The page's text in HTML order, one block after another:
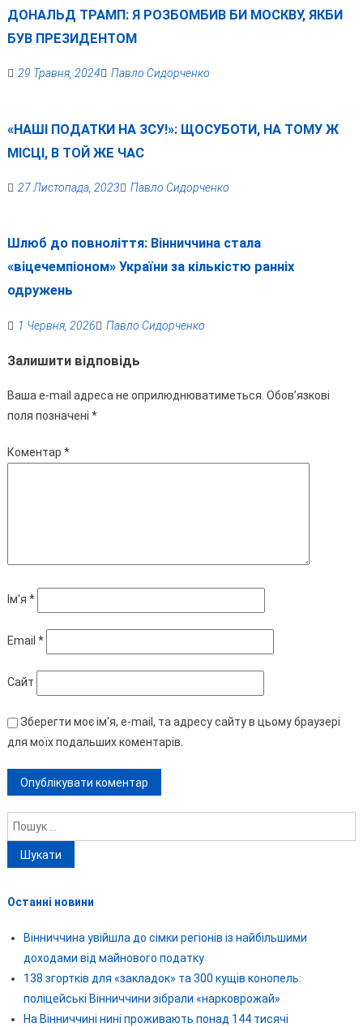
ДОНАЛЬД ТРАМП: Я РОЗБОМБИВ БИ МОСКВУ, ЯКБИ
БУВ ПРЕЗИДЕНТОМ
29 Травня, 2024 Павло Сидорченко
«НАШІ ПОДАТКИ НА ЗСУ!»: ЩОСУБОТИ, НА ТОМУ Ж
МІСЦІ, В ТОЙ ЖЕ ЧАС
27 Листопада, 2023 Павло Сидорченко
Шлюб до повноліття: Вінниччина стала
«віцечемпіоном» України за кількістю ранніх
одружень
1 Червня, 2026 Павло Сидорченко
Залишити відповідь
Ваша e-mail адреса не оприлюднюватиметься. Обов’язкові
поля позначені *
Коментар *
Ім'я *
Email *
Сайт
Зберегти моє ім'я, e-mail, та адресу сайту в цьому браузері
для моїх подальших коментарів.
Пошук:
Останні новини
Вінниччина увійшла до сімки регіонів із найбільшими
доходами від майнового податку
138 згортків для «закладок» та 300 кущів конопель:
поліцейські Вінниччини зібрали «нарковрожай»
На Вінниччині нині проживають понад 144 тисячі